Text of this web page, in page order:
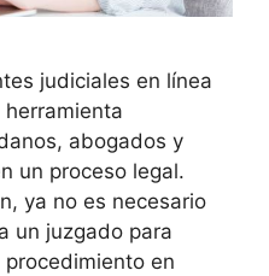
judiciales en línea
abogados y
un proceso legal.
ya no es necesario
un juzgado para
en